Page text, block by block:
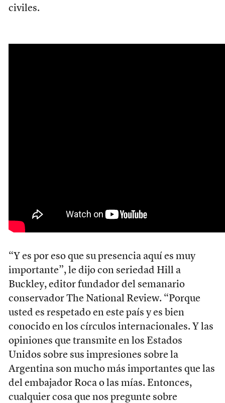
civiles.
“Y es por eso que su presencia aquí es muy
importante”, le dijo con seriedad Hill a
Buckley, editor fundador del semanario
conservador The National Review. “Porque
usted es respetado en este país y es bien
conocido en los círculos internacionales. Y las
opiniones que transmite en los Estados
Unidos sobre sus impresiones sobre la
Argentina son mucho más importantes que las
del embajador Roca o las mías. Entonces,
cualquier cosa que nos pregunte sobre